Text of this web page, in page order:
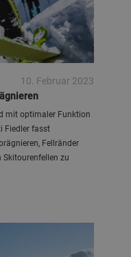
10. Februar 2023
mit optimaler Funktion
Fiedler fasst
Fellränder
Skitourenfellen zu